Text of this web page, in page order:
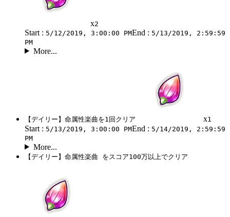
x2
Start : 5/12/2019, 3:00:00 PMEnd : 5/13/2019, 2:59:59
PM
More...
【デイリー】命属性楽曲を1回クリア x1
Start : 5/13/2019, 3:00:00 PMEnd : 5/14/2019, 2:59:59
PM
More...
【デイリー】命属性楽曲 をスコア100万以上でクリア